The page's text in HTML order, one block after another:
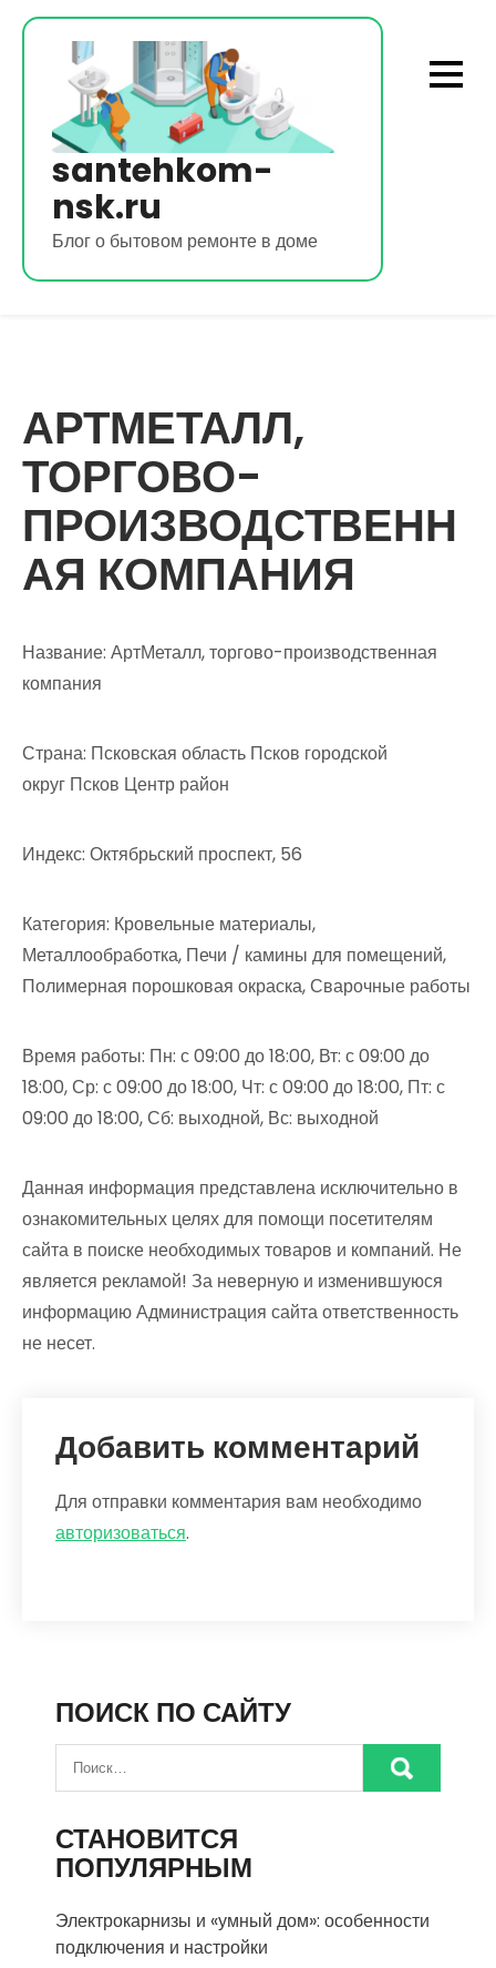
Перейти
содержимому
santehkom-
nsk.ru
Блог о бытовом ремонте в доме
АРТМЕТАЛЛ,
ТОРГОВО-
ПРОИЗВОДСТВЕНН
АЯ КОМПАНИЯ
Название: АртМеталл, торгово-производственная
компания
Страна: Псковская область Псков городской
округ Псков Центр район
Индекс: Октябрьский проспект, 56
Категория: Кровельные материалы,
Металлообработка, Печи / камины для помещений,
Полимерная порошковая окраска, Сварочные работы
Время работы: Пн: с 09:00 до 18:00, Вт: с 09:00 до
18:00, Ср: с 09:00 до 18:00, Чт: с 09:00 до 18:00, Пт: с
09:00 до 18:00, Сб: выходной, Вс: выходной
Данная информация представлена исключительно в
ознакомительных целях для помощи посетителям
сайта в поиске необходимых товаров и компаний. Не
является рекламой! За неверную и изменившуюся
информацию Администрация сайта ответственность
не несет.
Добавить комментарий
Для отправки комментария вам необходимо
авторизоваться.
ПОИСК ПО САЙТУ
СТАНОВИТСЯ
ПОПУЛЯРНЫМ
Электрокарнизы и «умный дом»: особенности
подключения и настройки